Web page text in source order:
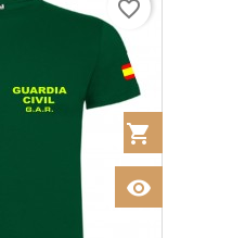
shopping_cart
visibility
favorite_border